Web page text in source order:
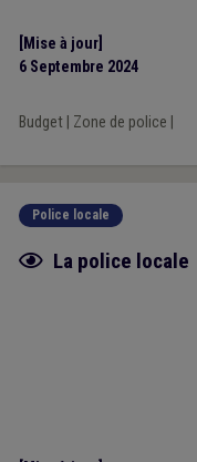
[Mise à jour]
6 Septembre 2024
Budget| Zone de police
Police locale
Fiche focus
La police locale